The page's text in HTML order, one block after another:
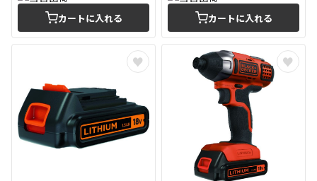
カートに入れる カートに入れる